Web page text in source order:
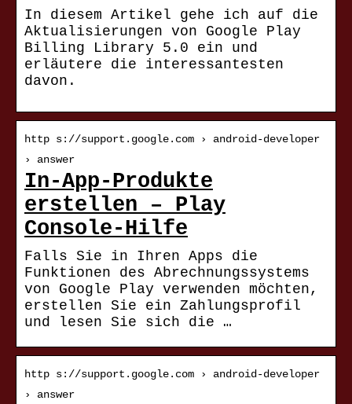
In diesem Artikel gehe ich auf die
Aktualisierungen von Google Play
Billing Library 5.0 ein und
erläutere die interessantesten
davon.
http s://support.google.com › android-developer
› answer
In-App-Produkte
erstellen – Play
Console-Hilfe
Falls Sie in Ihren Apps die
Funktionen des Abrechnungssystems
von Google Play verwenden möchten,
erstellen Sie ein Zahlungsprofil
und lesen Sie sich die …
http s://support.google.com › android-developer
› answer